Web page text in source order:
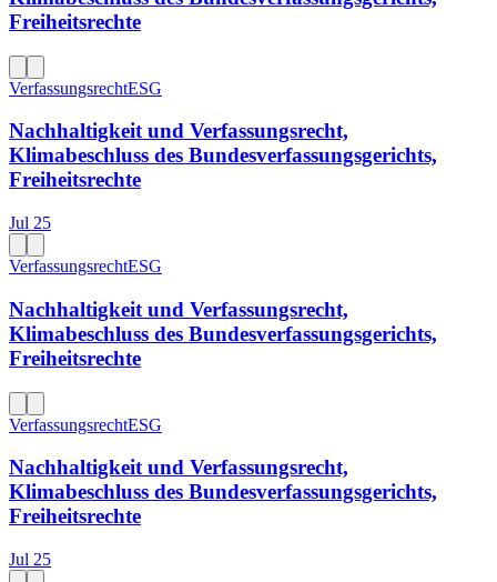
Freiheitsrechte
VerfassungsrechtESG
Nachhaltigkeit und Verfassungsrecht,
Klimabeschluss des Bundesverfassungsgerichts,
Freiheitsrechte
Jul 25
VerfassungsrechtESG
Nachhaltigkeit und Verfassungsrecht,
Klimabeschluss des Bundesverfassungsgerichts,
Freiheitsrechte
VerfassungsrechtESG
Nachhaltigkeit und Verfassungsrecht,
Klimabeschluss des Bundesverfassungsgerichts,
Freiheitsrechte
Jul 25